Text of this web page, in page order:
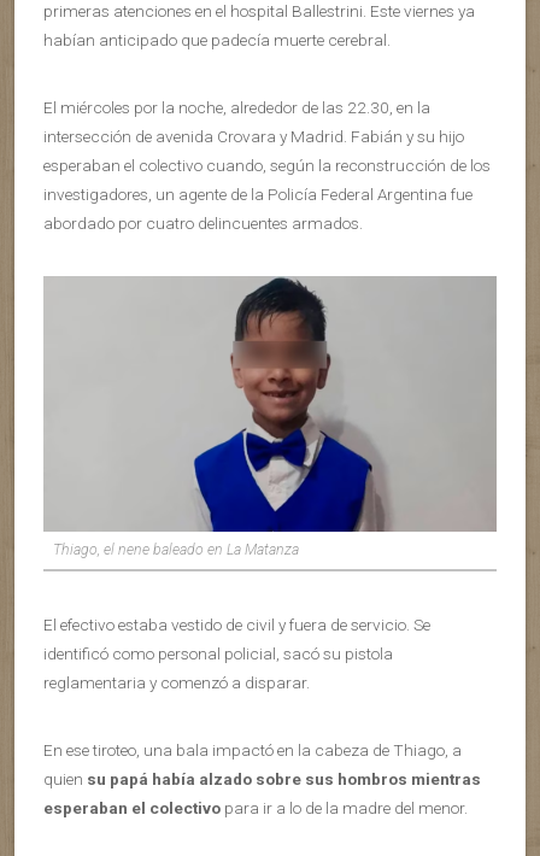
primeras atenciones en el hospital Ballestrini. Este viernes ya
habían anticipado que padecía muerte cerebral.
El miércoles por la noche, alrededor de las 22.30, en la
intersección de avenida Crovara y Madrid. Fabián y su hijo
esperaban el colectivo cuando, según la reconstrucción de los
investigadores, un agente de la Policía Federal Argentina fue
abordado por cuatro delincuentes armados.
Thiago, el nene baleado en La Matanza
El efectivo estaba vestido de civil y fuera de servicio. Se
identificó como personal policial, sacó su pistola
reglamentaria y comenzó a disparar.
En ese tiroteo, una bala impactó en la cabeza de Thiago, a
quien su papá había alzado sobre sus hombros mientras
esperaban el colectivo para ir a lo de la madre del menor.